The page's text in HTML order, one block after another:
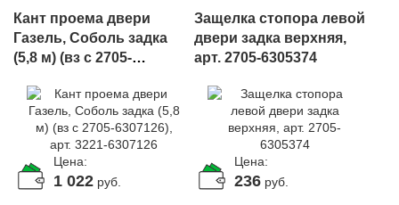
Гарантии
Статьи
Автомобили
Автомобили
+7 (4162) 22-95-09
Кант проема двери
Газель, Соболь задка
(5,8 м) (вз с 2705-
6307126
Цена:
1 022 руб.
Защелка стопора левой
двери задка верхняя,
арт. 2705-6305374
Цена:
236 руб.